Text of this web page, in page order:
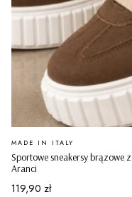
Sportowe sneakersy brązowe
Aranci
PRODUCENT
MADE IN ITALY
Cena
119,90 zł